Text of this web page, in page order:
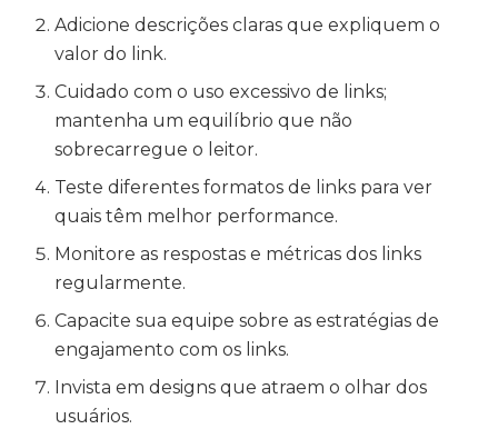
Adicione descrições claras que expliquem o
valor do link.
Cuidado com o uso excessivo de links;
mantenha um equilíbrio que não
sobrecarregue o leitor.
Teste diferentes formatos de links para ver
quais têm melhor performance.
Monitore as respostas e métricas dos links
regularmente.
Capacite sua equipe sobre as estratégias de
engajamento com os links.
Invista em designs que atraem o olhar dos
usuários.